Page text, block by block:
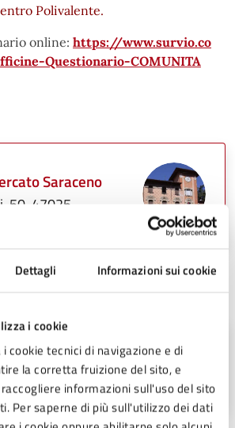
Dettagli Informazioni sui cookie
i cookie
cookie tecnici di navigazione e di
la corretta fruizione del sito, e
informazioni sull'uso del sito
Per saperne di più sull'utilizzo dei dati
Polivalente.
online: https://www.survio.co
Questionario-COMUNITA
Saraceno
50, 47025
- Affari Generali
50, 47025